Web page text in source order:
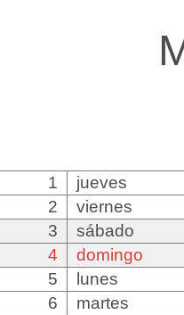
1
jueves
2
viernes
3
sábado
4
domingo
5
lunes
6
martes